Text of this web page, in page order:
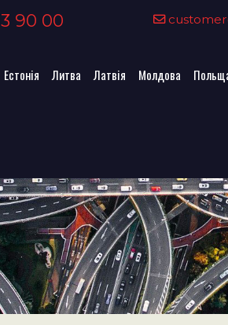
90 00
Естонія Литва Латвія Молдова